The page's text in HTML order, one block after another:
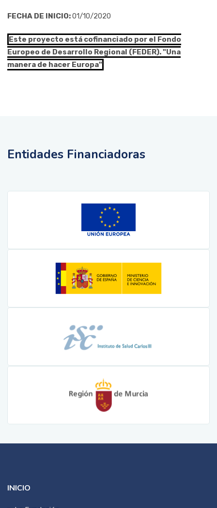
FECHA DE INICIO:01/10/2020
Este proyecto está cofinanciado por el Fondo
Europeo de Desarrollo Regional (FEDER). "Una
manera de hacer Europa"
Entidades Financiadoras
INICIO